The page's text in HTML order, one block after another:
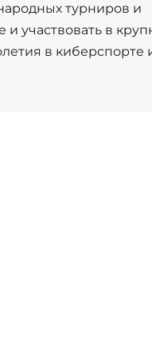
турниров и
и участвовать в
в киберспорте